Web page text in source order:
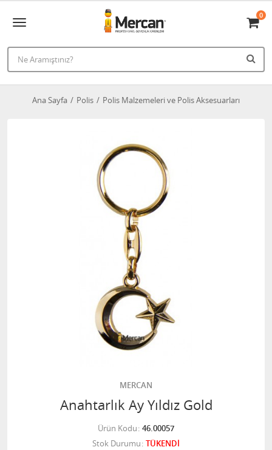
0
Ana Sayfa Polis Polis Malzemeleri ve Polis Aksesuarları
MERCAN
Anahtarlık Ay Yıldız Gold
Ürün Kodu 46.00057
Stok Durumu TÜKENDİ